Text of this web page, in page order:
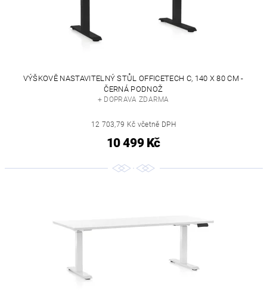
VÝŠKOVĚ NASTAVITELNÝ STŮL OFFICETECH C, 140 X 80 CM -
ČERNÁ PODNOŽ
+ DOPRAVA ZDARMA
12 703,79 Kč včetně DPH
10 499 Kč